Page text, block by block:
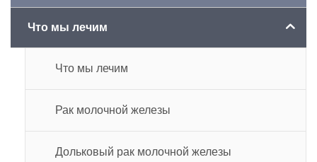
Что мы лечим
Что мы лечим
Рак молочной железы
Дольковый рак молочной железы